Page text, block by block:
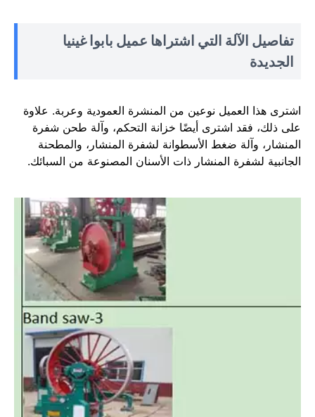
تفاصيل الآلة التي اشتراها عميل بابوا غينيا
الجديدة
اشترى هذا العميل نوعين من المنشرة العمودية وعربة. علاوة
على ذلك، فقد اشترى أيضًا خزانة التحكم، وآلة طحن شفرة
المنشار، وآلة ضغط الأسطوانة لشفرة المنشار، والمطحنة
الجانبية لشفرة المنشار ذات الأسنان المصنوعة من السبائك.